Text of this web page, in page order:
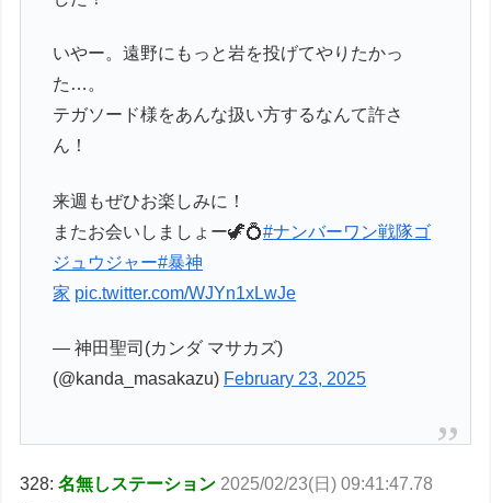
いやー。遠野にもっと岩を投げてやりたかっ
た…。
テガソード様をあんな扱い方するなんて許さ
ん！
来週もぜひお楽しみに！
またお会いしましょー🦖💍#ナンバーワン戦隊ゴ
ジュウジャー#暴神
家 pic.twitter.com/WJYn1xLwJe
— 神田聖司(カンダ マサカズ)
(@kanda_masakazu) February 23, 2025
328:名無しステーション 2025/02/23(日) 09:41:47.78